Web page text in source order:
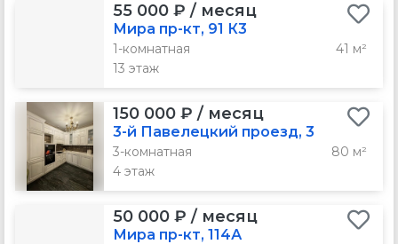
55 000 ₽ / месяц
Мира пр-кт, 91 К3
1-комнатная
41 м²
13 этаж
150 000 ₽ / месяц
3-й Павелецкий проезд, 3
3-комнатная
80 м²
4 этаж
50 000 ₽ / месяц
Мира пр-кт, 114А